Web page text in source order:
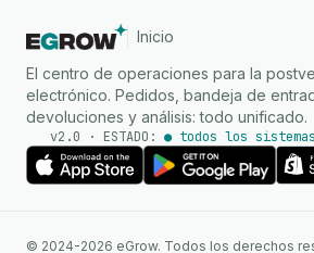
Inicio
El centro de operaciones para la
electrónico. Pedidos, bandeja de
devoluciones y análisis: todo unificado.
v2.0 · ESTADO: ● todos los
© 2024-2026 eGrow. Todos los derechos